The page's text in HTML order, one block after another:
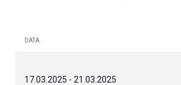
DATA
17.03.2025 - 21.03.2025